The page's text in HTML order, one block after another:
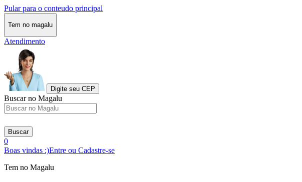
Pular para o conteudo principal
Tem no magalu
Atendimento
Digite seu CEP
Buscar no Magalu
Buscar
0
Boas vindas :)Entre ou Cadastre-se
Tem no Magalu